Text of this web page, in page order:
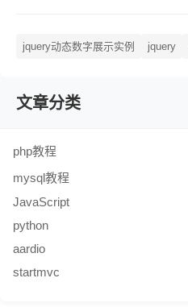
jquery动态数字展示实例 jquery
文章分类
php教程
mysql教程
JavaScript
python
aardio
startmvc